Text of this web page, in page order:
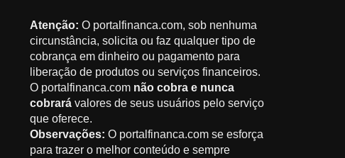
Atenção:O portalfinanca.com, sob nenhuma
circunstância, solicita ou faz qualquer tipo de
cobrança em dinheiro ou pagamento para
liberação de produtos ou serviços financeiros.
O portalfinanca.com não cobra e nunca
cobrará valores de seus usuários pelo serviço
que oferece.
Observações: O portalfinanca.com se esforça
para trazer o melhor conteúdo e sempre